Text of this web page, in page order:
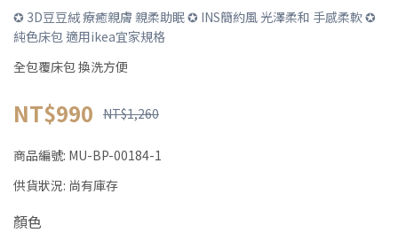
✪ 3D豆豆絨 療癒親膚 親柔助眠 ✪ INS簡約風 光澤柔和 手感柔軟 ✪
純色床包 適用ikea宜家規格
全包覆床包 換洗方便
NT$990 NT$1,260
商品編號: MU-BP-00184-1
供貨狀況: 尚有庫存
顏色